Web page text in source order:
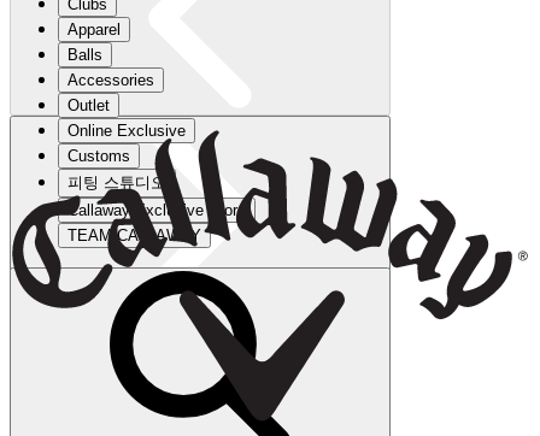
Clubs
Apparel
Balls
Accessories
Outlet
Online Exclusive
Customs
피팅 스튜디오
Callaway Exclusive Store
TEAM CALLAWAY